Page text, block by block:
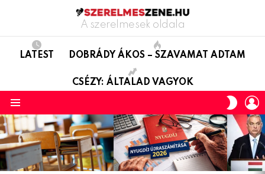
A szerelmesek oldala
LATEST DOBRÁDY ÁKOS – SZAVAMAT ADTAM
CSÉZY: ÁLTALAD VAGYOK
SKIN
LATEST
STORIES